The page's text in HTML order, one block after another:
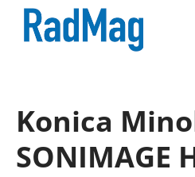
Konica
SONIMAGE